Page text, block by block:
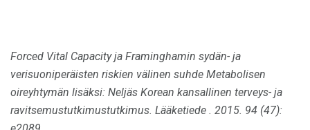
Forced Vital Capacity ja Framinghamin sydän- ja
verisuoniperäisten riskien välinen suhde Metabolisen
oireyhtymän lisäksi: Neljäs Korean kansallinen terveys- ja
ravitsemustutkimustutkimus. Lääketiede . 2015. 94 (47):